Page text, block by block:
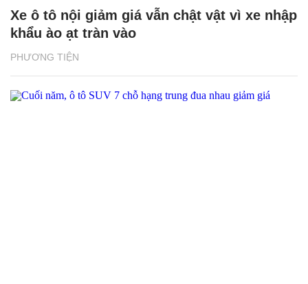
PHƯƠNG TIỆN
Xe ô tô nội giảm giá vẫn chật vật vì xe nhập
khẩu ào ạt tràn vào